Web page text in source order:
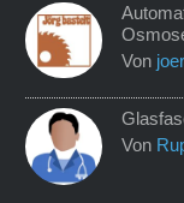
Von
Von